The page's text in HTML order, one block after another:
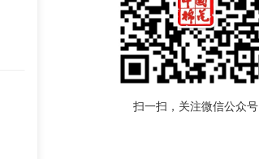
扫一扫，关注微信公众号